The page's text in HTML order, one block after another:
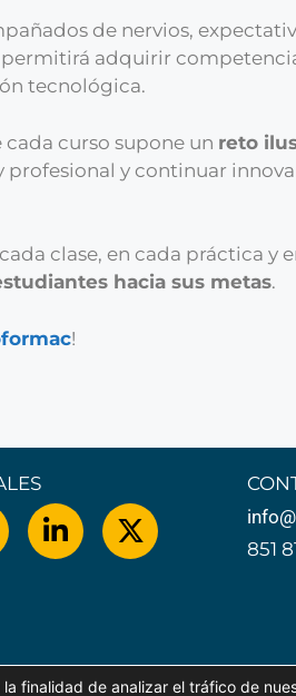
de nervios,
adquirir
tecnológica.
curso supone un reto
profesional y continuar
clase, en cada práctica y
hacia sus metas.
!
851
finalidad de analizar el tráfico de